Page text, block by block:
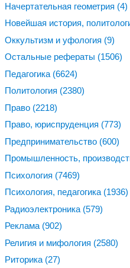
Начертательная геометрия (4)
Новейшая история,
Оккультизм и уфология (9)
Остальные рефераты (1506)
Педагогика (6624)
Политология (2380)
Право (2218)
Право, юриспруденция (773)
Предпринимательство (600)
Промышленность,
Психология (7469)
Психология, педагогика (1936)
Радиоэлектроника (579)
Реклама (902)
Религия и мифология (2580)
Риторика (27)